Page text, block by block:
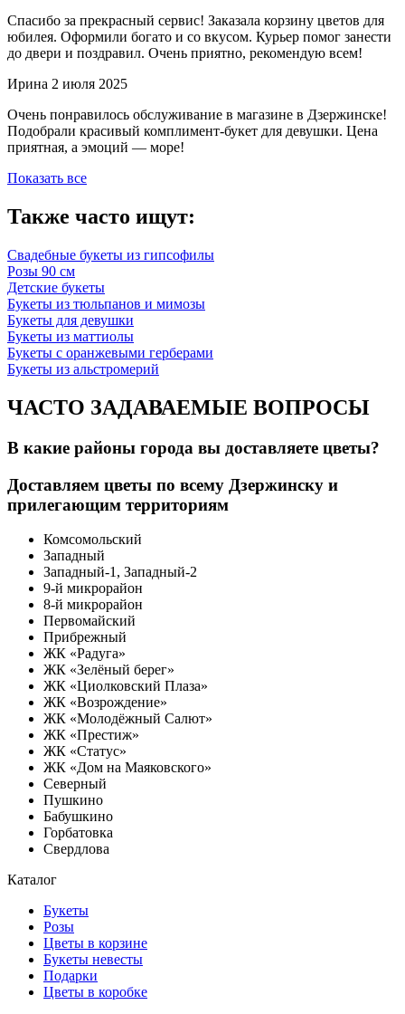
Спасибо за прекрасный сервис! Заказала корзину цветов для
юбилея. Оформили богато и со вкусом. Курьер помог занести
до двери и поздравил. Очень приятно, рекомендую всем!
Ирина 2 июля 2025
Очень понравилось обслуживание в магазине в Дзержинске!
Подобрали красивый комплимент-букет для девушки. Цена
приятная, а эмоций — море!
Показать все
Также часто ищут:
Свадебные букеты из гипсофилы
Розы 90 см
Детские букеты
Букеты из тюльпанов и мимозы
Букеты для девушки
Букеты из маттиолы
Букеты с оранжевыми герберами
Букеты из альстромерий
ЧАСТО ЗАДАВАЕМЫЕ ВОПРОСЫ
В какие районы города вы доставляете цветы?
Доставляем цветы по всему Дзержинску и
прилегающим территориям
Комсомольский
Западный
Западный-1, Западный-2
9-й микрорайон
8-й микрорайон
Первомайский
Прибрежный
ЖК «Радуга»
ЖК «Зелёный берег»
ЖК «Циолковский Плаза»
ЖК «Возрождение»
ЖК «Молодёжный Салют»
ЖК «Престиж»
ЖК «Статус»
ЖК «Дом на Маяковского»
Северный
Пушкино
Бабушкино
Горбатовка
Свердлова
Каталог
Букеты
Розы
Цветы в корзине
Букеты невесты
Подарки
Цветы в коробке